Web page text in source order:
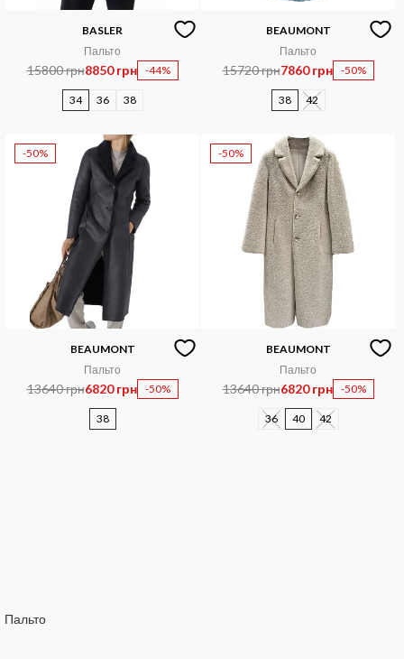
BASLER
Пальто
15800 грн8850 грн -44%
34 36 38
BEAUMONT
Пальто
15720 грн7860 грн -50%
38 42
-50%
BEAUMONT
Пальто
13640 грн6820 грн -50%
38
-50%
BEAUMONT
Пальто
13640 грн6820 грн -50%
36 40 42
Пальто